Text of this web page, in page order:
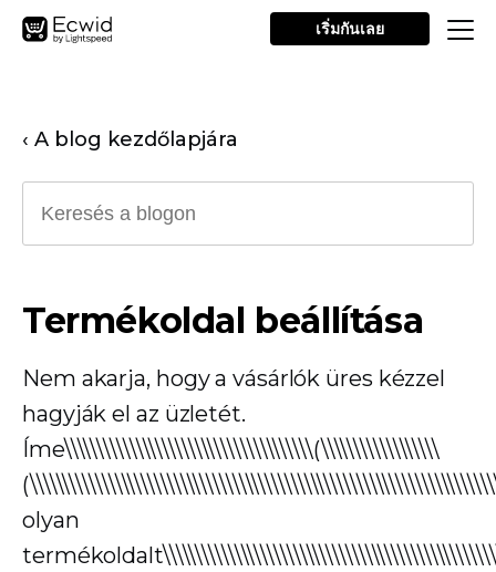
เริ่มกันเลย
‹ A blog kezdőlapjára
Termékoldal beállítása
Nem akarja, hogy a vásárlók üres kézzel
hagyják el az üzletét.
Íme\\\\\\\\\\\\\\\\\\\\\\\\\\\\\\\\\\\\\\(\\\\\\\\\\\\\\\\\\
olyan